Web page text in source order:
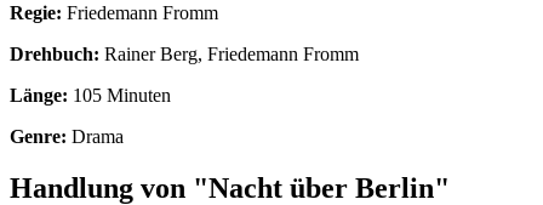
Regie: Friedemann Fromm
Drehbuch: Rainer Berg, Friedemann Fromm
Länge: 105 Minuten
Genre: Drama
Handlung von "Nacht über Berlin"